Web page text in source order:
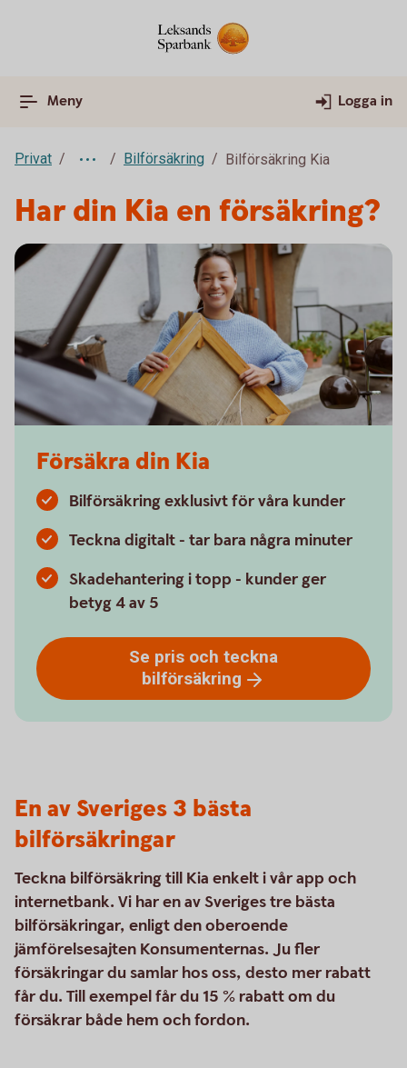
Meny Logga in
Privat Bilförsäkring Bilförsäkring Kia
Har din Kia en försäkring?
Försäkra din Kia
Bilförsäkring exklusivt för våra kunder
Teckna digitalt - tar bara några minuter
Skadehantering i topp - kunder ger
betyg 4 av 5
Se pris och teckna
bilförsäkring
En av Sveriges 3 bästa
bilförsäkringar
Teckna bilförsäkring till Kia enkelt i vår app och
internetbank. Vi har en av Sveriges tre bästa
bilförsäkringar, enligt den oberoende
jämförelsesajten Konsumenternas. Ju fler
försäkringar du samlar hos oss, desto mer rabatt
får du. Till exempel får du 15 % rabatt om du
försäkrar både hem och fordon.